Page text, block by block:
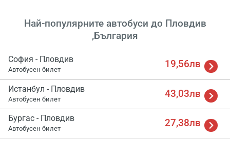
Най-популярните автобуси до Пловдив
,България
София - Пловдив
Автобусен билет 19,56лв
Истанбул - Пловдив
Автобусен билет 43,03лв
Бургас - Пловдив
Автобусен билет 27,38лв